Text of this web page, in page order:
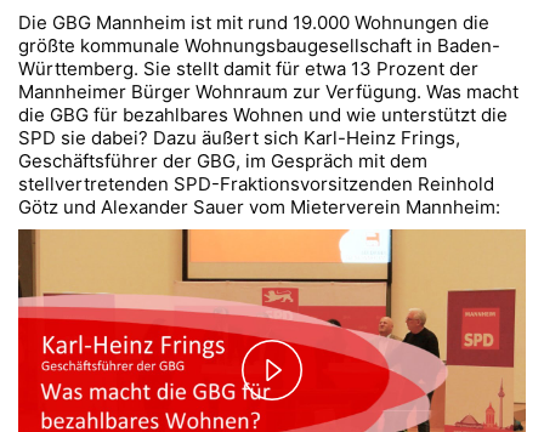
Die GBG Mannheim ist mit rund 19.000 Wohnungen die
größte kommunale Wohnungsbaugesellschaft in Baden-
Württemberg. Sie stellt damit für etwa 13 Prozent der
Mannheimer Bürger Wohnraum zur Verfügung. Was macht
die GBG für bezahlbares Wohnen und wie unterstützt die
SPD sie dabei? Dazu äußert sich Karl-Heinz Frings,
Geschäftsführer der GBG, im Gespräch mit dem
stellvertretenden SPD-Fraktionsvorsitzenden Reinhold
Götz und Alexander Sauer vom Mieterverein Mannheim:
Play